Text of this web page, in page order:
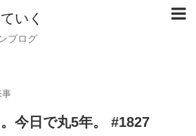
いく
ブログ
事
今日で丸5年。 #1827